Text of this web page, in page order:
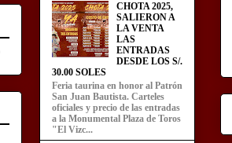
CHOTA 2025,
SALIERON A
LA VENTA
LAS
ENTRADAS
DESDE LOS S/.
30.00 SOLES
Feria taurina en honor al Patrón
San Juan Bautista. Carteles
oficiales y precio de las entradas
a la Monumental Plaza de Toros
"El Vizc...